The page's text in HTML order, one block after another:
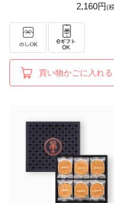
2,160円(
買い物かごに入れる